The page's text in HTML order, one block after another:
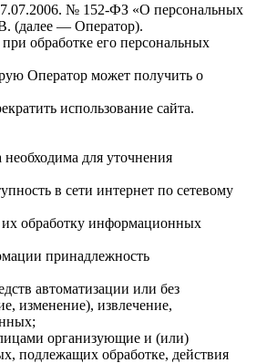
№ 152-ФЗ «О персональных
(далее — Оператор).
обработке его персональных
Оператор может получить о
использование сайта.
для уточнения
в сети интернет по сетевому
обработку информационных
принадлежность
автоматизации или без
изменение), извлечение,
организующие и (или)
подлежащих обработке, действия